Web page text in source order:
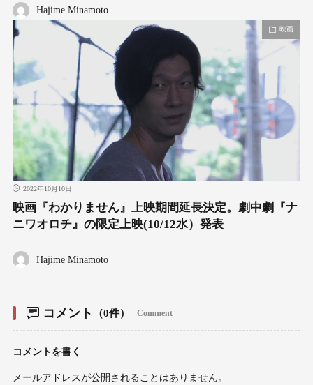
Hajime Minamoto
映画
2022年10月10日
映画『わかりません』上映期間延長決定。劇中劇『ナ
ニワオロチ』の限定上映(10/12水）発表
Hajime Minamoto
コメント （0件） Comment
コメントを書く
メールアドレスが公開されることはありません。